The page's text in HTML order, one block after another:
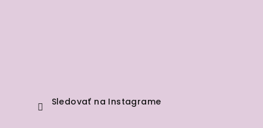
Sledovať na Instagrame